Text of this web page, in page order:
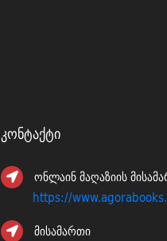
Კონტაქტი
ონლაინ მაღაზიის
https://
მისამართი